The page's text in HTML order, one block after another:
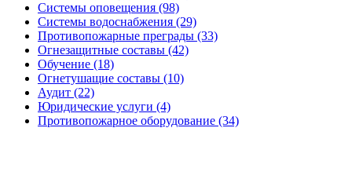
Системы оповещения (98)
Системы водоснабжения (29)
Противопожарные преграды (33)
Огнезащитные составы (42)
Обучение (18)
Огнетушащие составы (10)
Аудит (22)
Юридические услуги (4)
Противопожарное оборудование (34)